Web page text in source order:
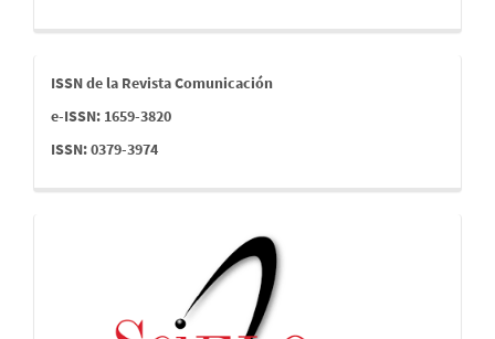
issn
ISSN de la Revista Comunicación
e-ISSN: 1659-3820
ISSN: 0379-3974